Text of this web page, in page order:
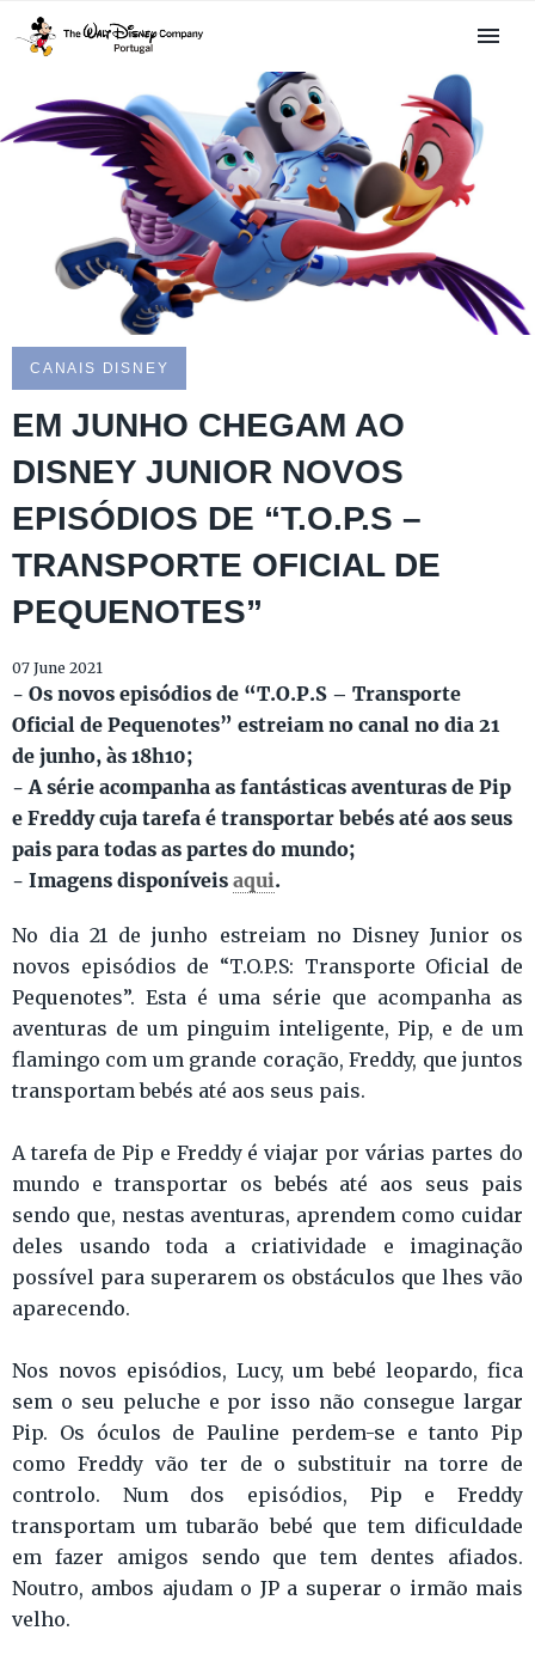
CANAIS DISNEY
EM JUNHO CHEGAM AO
DISNEY JUNIOR NOVOS
EPISÓDIOS DE “T.O.P.S –
TRANSPORTE OFICIAL DE
PEQUENOTES”
07 June 2021
- Os novos episódios de “T.O.P.S – Transporte
Oficial de Pequenotes” estreiam no canal no dia 21
de junho, às 18h10;
- A série acompanha as fantásticas aventuras de Pip
e Freddy cuja tarefa é transportar bebés até aos seus
pais para todas as partes do mundo;
- Imagens disponíveisaqui.
No dia 21 de junho estreiam no Disney Junior os
novos episódios de “T.O.P.S: Transporte Oficial de
Pequenotes”. Esta é uma série que acompanha as
aventuras de um pinguim inteligente, Pip, e de um
flamingo com um grande coração, Freddy, que juntos
transportam bebés até aos seus pais.
A tarefa de Pip e Freddy é viajar por várias partes do
mundo e transportar os bebés até aos seus pais
sendo que, nestas aventuras, aprendem como cuidar
deles usando toda a criatividade e imaginação
possível para superarem os obstáculos que lhes vão
aparecendo.
Nos novos episódios, Lucy, um bebé leopardo, fica
sem o seu peluche e por isso não consegue largar
Pip. Os óculos de Pauline perdem-se e tanto Pip
como Freddy vão ter de o substituir na torre de
controlo. Num dos episódios, Pip e Freddy
transportam um tubarão bebé que tem dificuldade
em fazer amigos sendo que tem dentes afiados.
Noutro, ambos ajudam o JP a superar o irmão mais
velho.